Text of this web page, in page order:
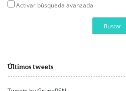
Activar búsqueda avanzada
Buscar
Últimos tweets